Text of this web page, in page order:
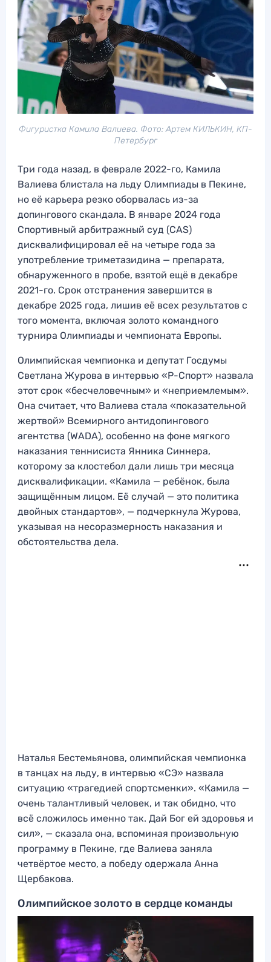
Фигуристка Камила Валиева. Фото: Артем КИЛЬКИН, КП-
Петербург
Три года назад, в феврале 2022-го, Камила
Валиева блистала на льду Олимпиады в Пекине,
но её карьера резко оборвалась из-за
допингового скандала. В январе 2024 года
Спортивный арбитражный суд (CAS)
дисквалифицировал её на четыре года за
употребление триметазидина — препарата,
обнаруженного в пробе, взятой ещё в декабре
2021-го. Срок отстранения завершится в
декабре 2025 года, лишив её всех результатов с
того момента, включая золото командного
турнира Олимпиады и чемпионата Европы.
Олимпийская чемпионка и депутат Госдумы
Светлана Журова в интервью «Р-Спорт» назвала
этот срок «бесчеловечным» и «неприемлемым».
Она считает, что Валиева стала «показательной
жертвой» Всемирного антидопингового
агентства (WADA), особенно на фоне мягкого
наказания теннисиста Янника Синнера,
которому за клостебол дали лишь три месяца
дисквалификации. «Камила — ребёнок, была
защищённым лицом. Её случай — это политика
двойных стандартов», — подчеркнула Журова,
указывая на несоразмерность наказания и
обстоятельства дела.
Наталья Бестемьянова, олимпийская чемпионка
в танцах на льду, в интервью «СЭ» назвала
ситуацию «трагедией спортсменки». «Камила —
очень талантливый человек, и так обидно, что
всё сложилось именно так. Дай Бог ей здоровья и
сил», — сказала она, вспоминая произвольную
программу в Пекине, где Валиева заняла
четвёртое место, а победу одержала Анна
Щербакова.
Олимпийское золото в сердце команды